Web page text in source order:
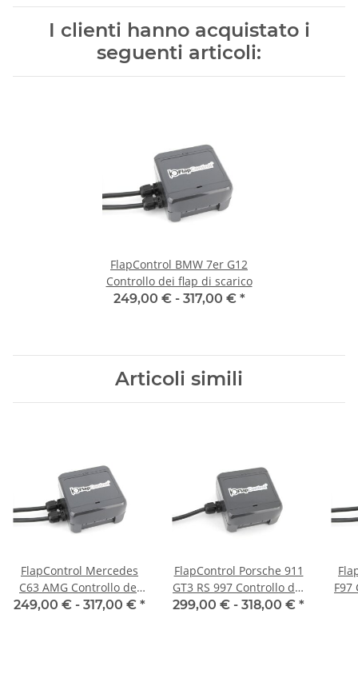
I clienti hanno acquistato i
seguenti articoli:
FlapControl BMW 7er G12
Controllo dei flap di scarico
249,00 € - 317,00 € *
Articoli simili
FlapControl Mercedes
C63 AMG Controllo dei
flap di scarico
249,00 € - 317,00 € *
FlapControl Porsche 911
GT3 RS 997 Controllo dei
flap di scarico
299,00 € - 318,00 € *